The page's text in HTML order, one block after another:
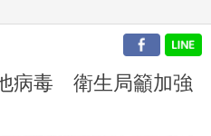
病毒 衛生局籲加強